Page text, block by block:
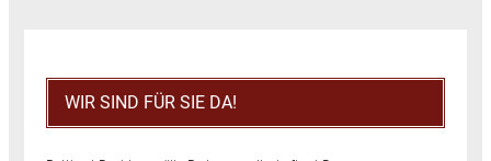
WIR SIND FÜR SIE DA!